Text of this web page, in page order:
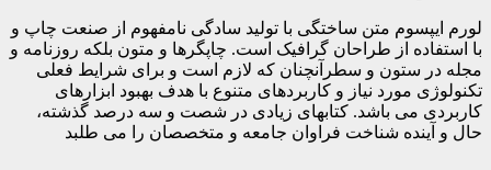
لورم ایپسوم متن ساختگی با تولید سادگی نامفهوم از صنعت چاپ و
با استفاده از طراحان گرافیک است. چاپگرها و متون بلکه روزنامه و
مجله در ستون و سطرآنچنان که لازم است و برای شرایط فعلی
تکنولوژی مورد نیاز و کاربردهای متنوع با هدف بهبود ابزارهای
کاربردی می باشد. کتابهای زیادی در شصت و سه درصد گذشته،
حال و آینده شناخت فراوان جامعه و متخصصان را می طلبد